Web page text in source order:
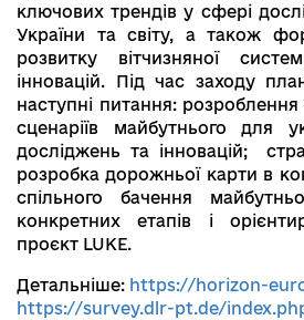
ключових трендів у сфері
України та світу, а також
розвитку вітчизняної
інновацій. Під час заходу
наступні питання: розроблення
сценаріїв майбутнього для
досліджень та інновацій;
розробка дорожньої карти в
спільного бачення
конкретних етапів і
проєкт LUKE.
Детальніше: https://horizon-
https://survey.dlr-pt.de/